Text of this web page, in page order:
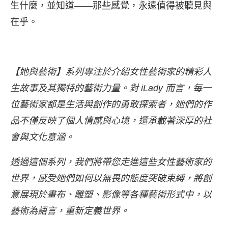
生什麼，並知道——那些感覺，永遠值得被聽見與
在乎。
【她與藝術】系列專注於介紹女性藝術家的精彩人
生故事及其獨特的藝術力量。對 iLady 而言，每一
位藝術家都是生活與創作的勇敢探索者，她們的作
品不僅反映了個人情感與心境，還承載著深厚的社
會與文化意涵。
透過這個系列，我們將帶您走進這些女性藝術家的
世界，感受她們如何以無畏的態度突破束縛，將創
意展現於畫布、雕塑、影像等各種藝術形式中，以
藝術為語言，重新定義世界。